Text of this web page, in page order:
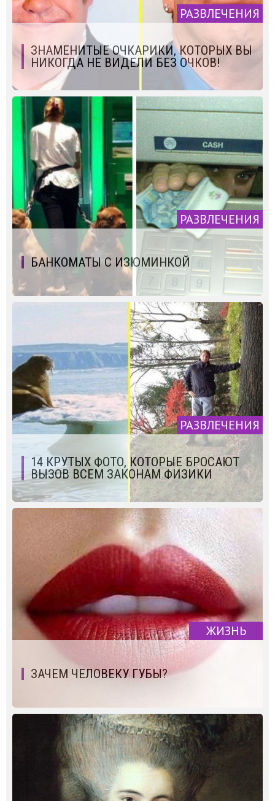
РАЗВЛЕЧЕНИЯ
ЗНАМЕНИТЫЕ ОЧКАРИКИ, КОТОРЫХ ВЫ
НИКОГДА НЕ ВИДЕЛИ БЕЗ ОЧКОВ!
РАЗВЛЕЧЕНИЯ
БАНКОМАТЫ С ИЗЮМИНКОЙ
РАЗВЛЕЧЕНИЯ
14 КРУТЫХ ФОТО, КОТОРЫЕ БРОСАЮТ
ВЫЗОВ ВСЕМ ЗАКОНАМ ФИЗИКИ
ЖИЗНЬ
ЗАЧЕМ ЧЕЛОВЕКУ ГУБЫ?